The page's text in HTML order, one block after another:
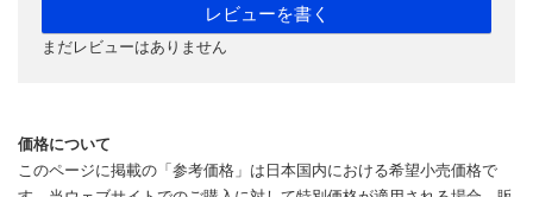
レビューを書く
まだレビューはありません
価格について
このページに掲載の「参考価格」は日本国内における希望小売価格で